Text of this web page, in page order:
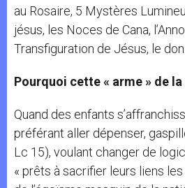
au Rosaire, 5 Mystères
jésus, les Noces de Cana,
Transfiguration de Jésus, le don
Pourquoi cette « arme » de
Quand des enfants
préférant aller dépenser,
Lc 15), voulant changer de
« prêts à sacrifier leurs liens les